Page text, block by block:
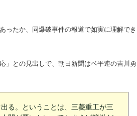
ったか、同爆破事件の報道で如実に理解でき
」との見出しで、朝日新聞はベ平連の吉川勇
る。ということは、三菱重工が三